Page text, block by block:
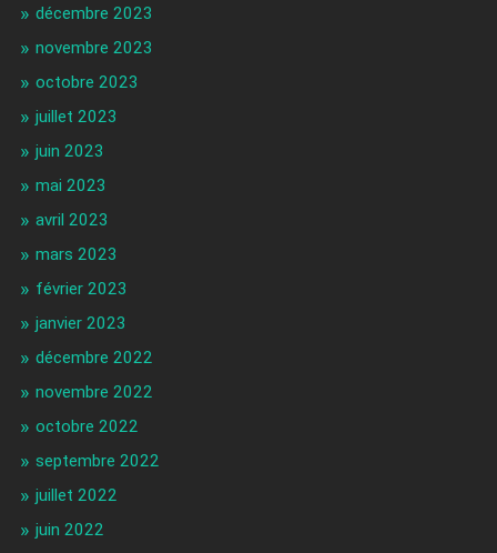
décembre 2023
novembre 2023
octobre 2023
juillet 2023
juin 2023
mai 2023
avril 2023
mars 2023
février 2023
janvier 2023
décembre 2022
novembre 2022
octobre 2022
septembre 2022
juillet 2022
juin 2022